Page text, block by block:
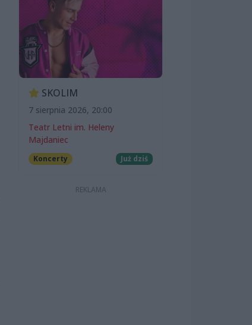
SKOLIM
7 sierpnia 2026, 20:00
Teatr Letni im. Heleny
Majdaniec
Koncerty Już dziś